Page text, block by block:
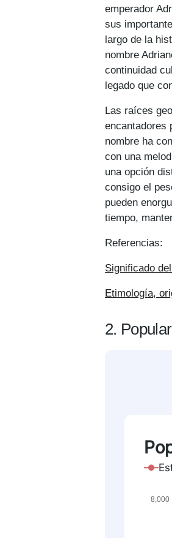
emperador
sus
largo de la
nombre
continuidad
legado que
Las raíces
encantadores
nombre ha
con una
una opción
consigo el
pueden
tiempo,
Referencias:
Significado
Etimología,
2.